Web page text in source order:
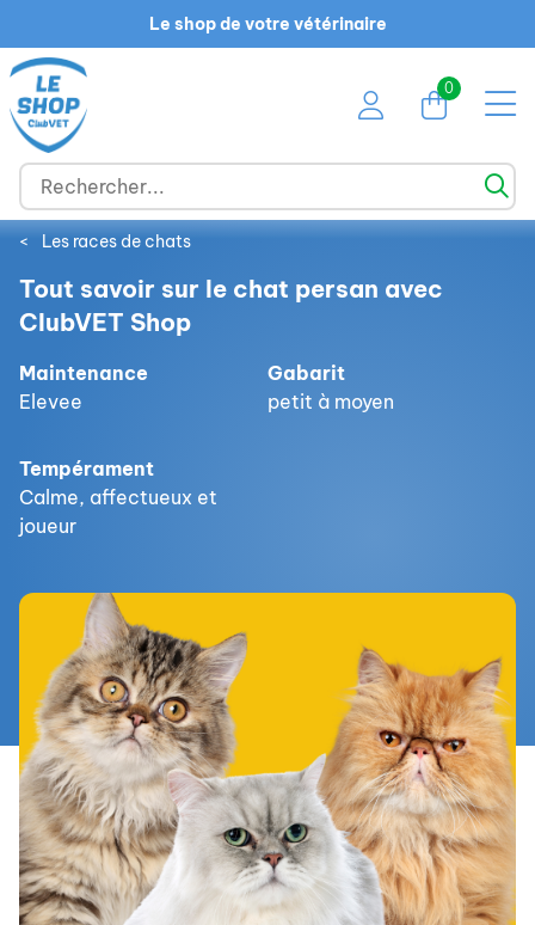
Le shop de votre vétérinaire
0
< Les races de chats
Tout savoir sur le chat persan avec
ClubVET Shop
Maintenance
Elevee
Gabarit
petit à moyen
Tempérament
Calme, affectueux et
joueur